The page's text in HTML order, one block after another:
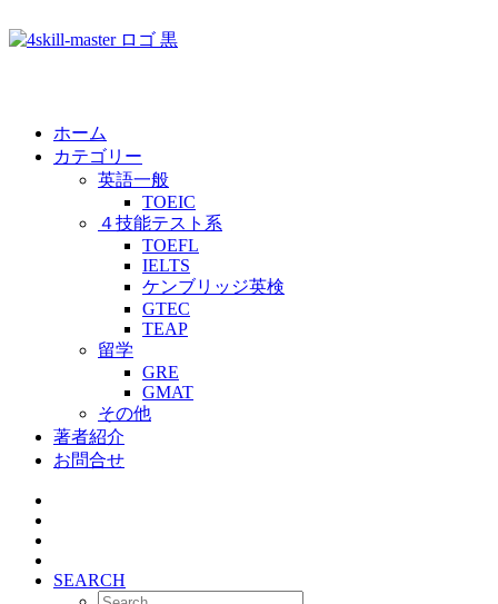
ホーム
カテゴリー
英語一般
TOEIC
４技能テスト系
TOEFL
IELTS
ケンブリッジ英検
GTEC
TEAP
留学
GRE
GMAT
その他
著者紹介
お問合せ
SEARCH